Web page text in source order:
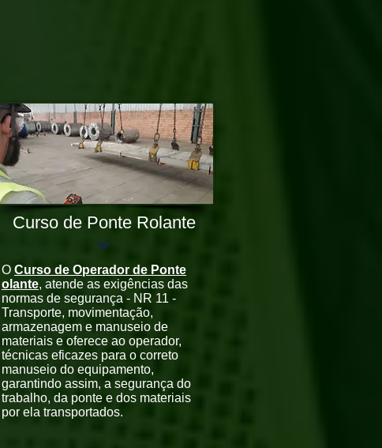
Curso de Ponte Rolante
O Curso de Operador de Ponte
olante, atende as exigências das
normas de segurança - NR 11 -
Transporte, movimentação,
armazenagem e manuseio de
materiais e oferece ao operador,
técnicas eficazes para o correto
manuseio do equipamento,
garantindo assim, a segurança do
trabalho, da ponte e dos materiais
por ela transportados.